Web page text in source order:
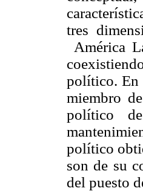
tres
América
político. En
miembro
político
político
son de su
del puesto